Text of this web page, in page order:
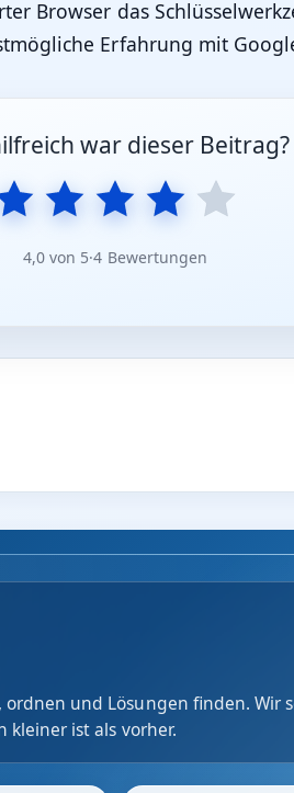
Browser das
Erfahrung mit
war dieser Beitrag?
4,0 von 5·4 Bewertungen
und Lösungen finden. Wir
kleiner ist als vorher.